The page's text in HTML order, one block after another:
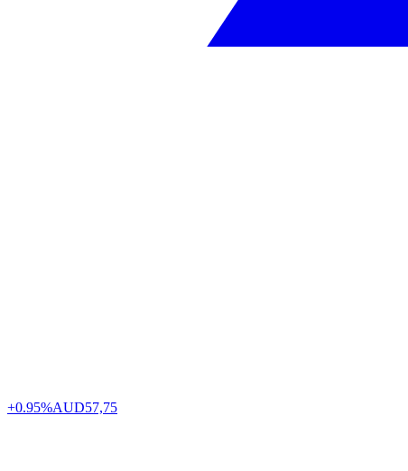
+0.95%AUD57,75